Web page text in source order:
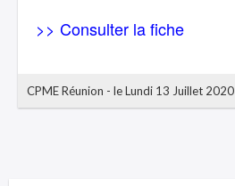
>> Consulter la fiche
CPME Réunion - le Lundi 13 Juillet 2020